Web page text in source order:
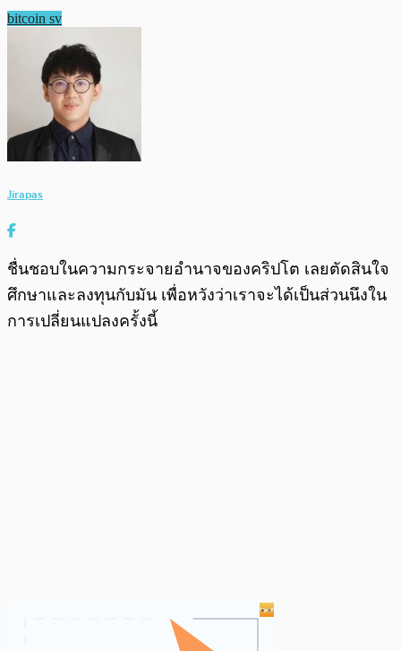
bitcoin sv
Jirapas
ชื่นชอบในความกระจายอำนาจของคริปโต เลยตัดสินใจ
ศึกษาและลงทุนกับมัน เพื่อหวังว่าเราจะได้เป็นส่วนนึงใน
การเปลี่ยนแปลงครั้งนี้